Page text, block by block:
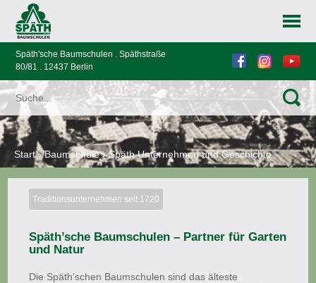
Späth'sche Baumschulen . Späthstraße
80/81 . 12437 Berlin
Start›Baumschule›Späth Unternehmen und Geschichte
Traditionsunternehmen seit 1720
Späth’sche Baumschulen – Partner für Garten
und Natur
Die Späth’schen Baumschulen sind das älteste